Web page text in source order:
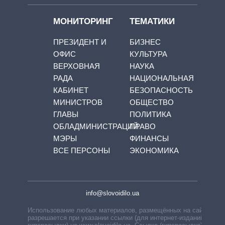
МОНИТОРИНГ
ПРЕЗИДЕНТ И
ОФИС
ВЕРХОВНАЯ
РАДА
КАБИНЕТ
МИНИСТРОВ
ГЛАВЫ
ОБЛАДМИНИСТРАЦИЙ
МЭРЫ
ВСЕ ПЕРСОНЫ
ТЕМАТИКИ
БИЗНЕС
КУЛЬТУРА
НАУКА
НАЦИОНАЛЬНАЯ
БЕЗОПАСНОСТЬ
ОБЩЕСТВО
ПОЛИТИКА
ПРАВО
ФИНАНСЫ
ЭКОНОМИКА
info@slovoidilo.ua
Использование любых материалов, размещённых на сайте,
разрешается при указании ссылки (для интернет-изданий —